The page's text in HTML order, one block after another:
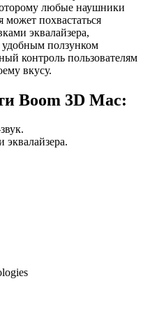
любые наушники
похвастаться
эквалайзера,
ползунком
контроль пользователям
вкусу.
Boom 3D Mac: